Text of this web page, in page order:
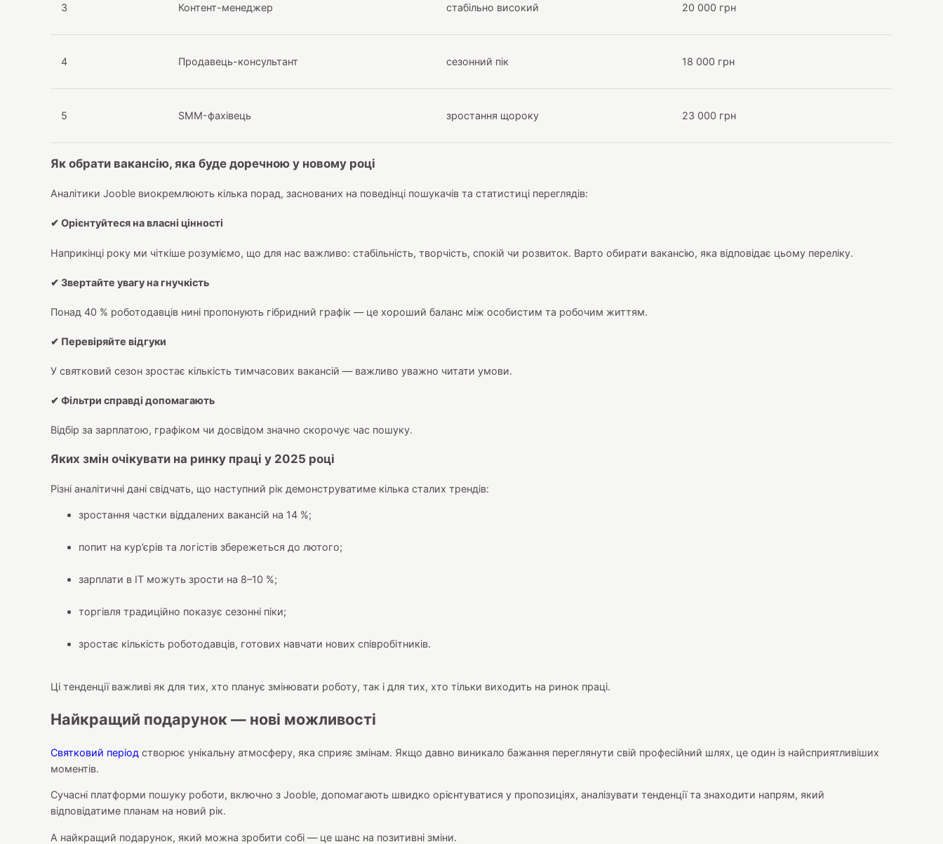
3 Контент-менеджер стабільно високий 20 000 грн
4 Продавець-консультант сезонний пік 18 000 грн
5 SMM-фахівець зростання щороку 23 000 грн
Як обрати вакансію, яка буде доречною у новому році
Аналітики Jooble виокремлюють кілька порад, заснованих на поведінці пошукачів та статистиці переглядів:
✔ Орієнтуйтеся на власні цінності
Наприкінці року ми чіткіше розуміємо, що для нас важливо: стабільність, творчість, спокій чи розвиток. Варто обирати вакансію, яка відповідає цьому переліку.
✔ Звертайте увагу на гнучкість
Понад 40 % роботодавців нині пропонують гібридний графік — це хороший баланс між особистим та робочим життям.
✔ Перевіряйте відгуки
У святковий сезон зростає кількість тимчасових вакансій — важливо уважно читати умови.
✔ Фільтри справді допомагають
Відбір за зарплатою, графіком чи досвідом значно скорочує час пошуку.
Яких змін очікувати на ринку праці у 2025 році
Різні аналітичні дані свідчать, що наступний рік демонструватиме кілька сталих трендів:
зростання частки віддалених вакансій на 14 %;
попит на кур’єрів та логістів збережеться до лютого;
зарплати в ІТ можуть зрости на 8–10 %;
торгівля традиційно показує сезонні піки;
зростає кількість роботодавців, готових навчати нових співробітників.
Ці тенденції важливі як для тих, хто планує змінювати роботу, так і для тих, хто тільки виходить на ринок праці.
Найкращий подарунок — нові можливості
Святковий період створює унікальну атмосферу, яка сприяє змінам. Якщо давно виникало бажання переглянути свій професійний шлях, це один із найсприятливіших
моментів.
Сучасні платформи пошуку роботи, включно з Jooble, допомагають швидко орієнтуватися у пропозиціях, аналізувати тенденції та знаходити напрям, який
відповідатиме планам на новий рік.
А найкращий подарунок, який можна зробити собі — це шанс на позитивні зміни.